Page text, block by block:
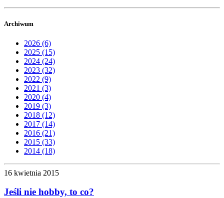
Archiwum
2026 (6)
2025 (15)
2024 (24)
2023 (32)
2022 (9)
2021 (3)
2020 (4)
2019 (3)
2018 (12)
2017 (14)
2016 (21)
2015 (33)
2014 (18)
16 kwietnia 2015
Jeśli nie hobby, to co?